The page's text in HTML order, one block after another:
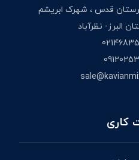
قدس ، شهرک ابریشم
البرز- نظرآباد
کاری